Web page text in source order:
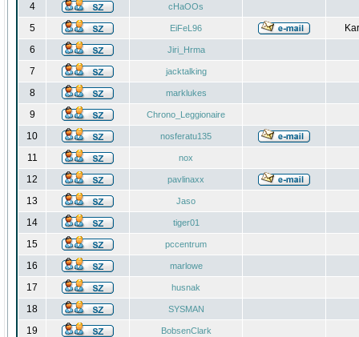
4 cHaOOs
5 EiFeL96
6
Jiri_Hrma
7 jacktalking
8 marklukes
9 Chrono_Leggionaire
10 nosferatu135
11 nox
12 pavlinaxx
13 Jaso
14 tiger01
15 pccentrum
16 marlowe
17 husnak
18 SYSMAN
19 BobsenClark